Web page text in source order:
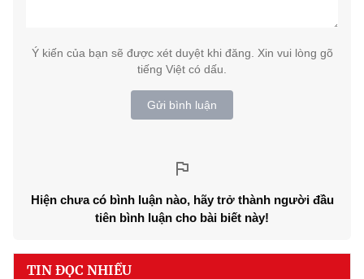
Ý kiến của bạn sẽ được xét duyệt khi đăng. Xin vui lòng gõ
tiếng Việt có dấu.
Gửi bình luận
Hiện chưa có bình luận nào, hãy trở thành người đầu
tiên bình luận cho bài biết này!
TIN ĐỌC NHIỀU